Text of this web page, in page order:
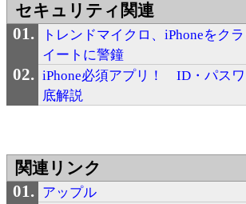
セキュリティ関連
トレンドマイクロ、iPhoneをク
イートに警鐘
iPhone必須アプリ！ ID・パスワ
底解説
関連リンク
アップル